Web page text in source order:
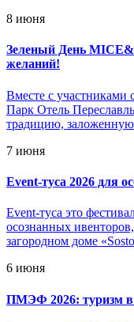
8 июня
Зеленый День
желаний!
Вместе с
Парк Отель
традицию,
7 июня
Event-туса 2026 для
Event-туса это
осознанных
загородном доме
6 июня
ПМЭФ 2026: туризм в